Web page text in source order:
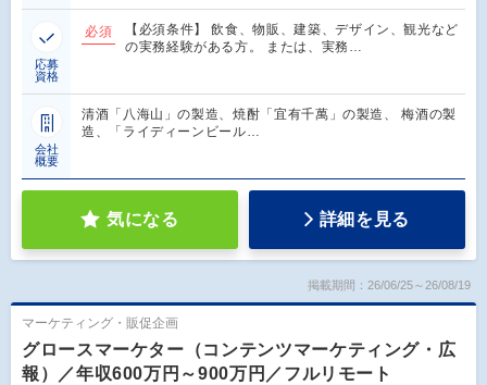
応募
資格
必須
【必須条件】 飲食、物販、建築、デザイン、観光など
の実務経験がある方。 または、実務…
会社
概要
清酒「八海山」の製造、焼酎「宜有千萬」の製造、 梅酒の製
造、「ライディーンビール…
気になる 詳細を見る
掲載期間：26/06/25～26/08/19
マーケティング・販促企画
グロースマーケター（コンテンツマーケティング・広
報）／年収600万円～900万円／フルリモート